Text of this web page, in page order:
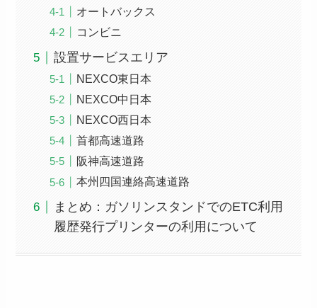
オートバックス
コンビニ
設置サービスエリア
NEXCO東日本
NEXCO中日本
NEXCO西日本
首都高速道路
阪神高速道路
本州四国連絡高速道路
まとめ：ガソリンスタンドでのETC利用
履歴発行プリンターの利用について